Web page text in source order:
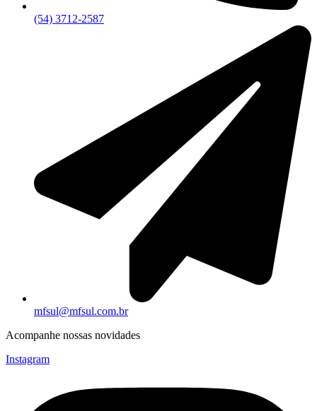
(54) 3712-2587
mfsul@mfsul.com.br
Acompanhe nossas novidades
Instagram